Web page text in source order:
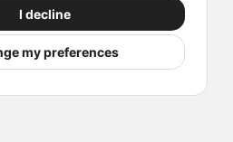
I decline
my preferences